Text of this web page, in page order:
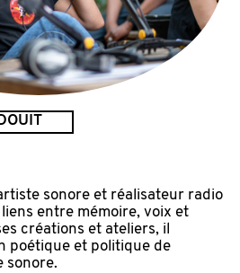
sonore et réalisateur radio
entre mémoire, voix et
créations et ateliers, il
poétique et politique de
sonore.